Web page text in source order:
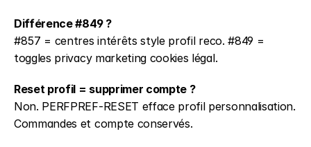
Différence #849 ?
#857 = centres intérêts style profil reco. #849 =
toggles privacy marketing cookies légal.
Reset profil = supprimer compte ?
Non. PERFPREF-RESET efface profil personnalisation.
Commandes et compte conservés.